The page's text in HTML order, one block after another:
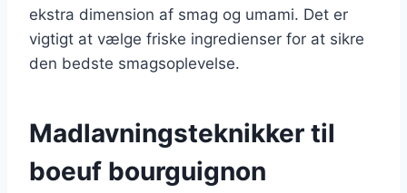
ekstra dimension af smag og umami. Det er
vigtigt at vælge friske ingredienser for at sikre
den bedste smagsoplevelse.
Madlavningsteknikker til
boeuf bourguignon